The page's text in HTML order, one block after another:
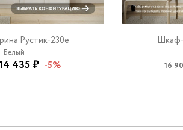
Рустик-230e
Белый
435 ₽ -5%
Шкаф-
16